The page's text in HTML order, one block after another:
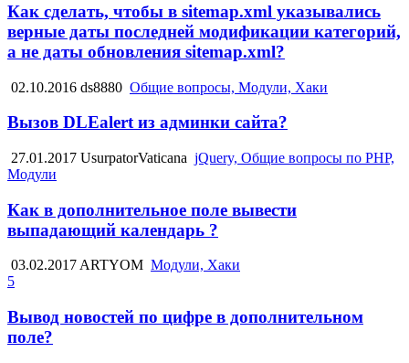
Как сделать, чтобы в sitemap.xml указывались
верные даты последней модификации категорий,
а не даты обновления sitemap.xml?
02.10.2016 ds8880 Общие вопросы, Модули, Хаки
Вызов DLEalert из админки сайта?
27.01.2017 UsurpatorVaticana jQuery, Общие вопросы по PHP,
Модули
Как в дополнительное поле вывести
выпадающий календарь ?
03.02.2017 ARTYOM Модули, Хаки
5
Вывод новостей по цифре в дополнительном
поле?